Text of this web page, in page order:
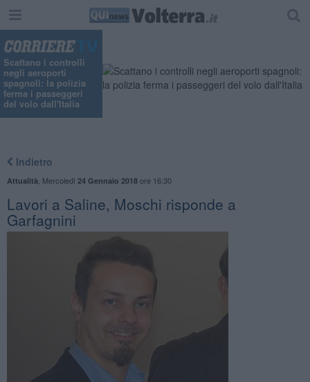
Scattano i controlli
negli aeroporti
spagnoli: la polizia
ferma i passeggeri
del volo dall'Italia
Indietro
Attualità Mercoledì 24 Gennaio 2018ore 16:30
Lavori a Saline, Moschi risponde a
Garfagnini